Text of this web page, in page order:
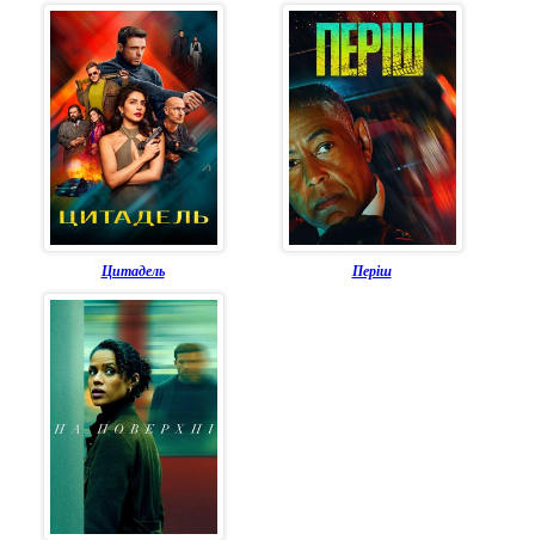
Цитадель Періш